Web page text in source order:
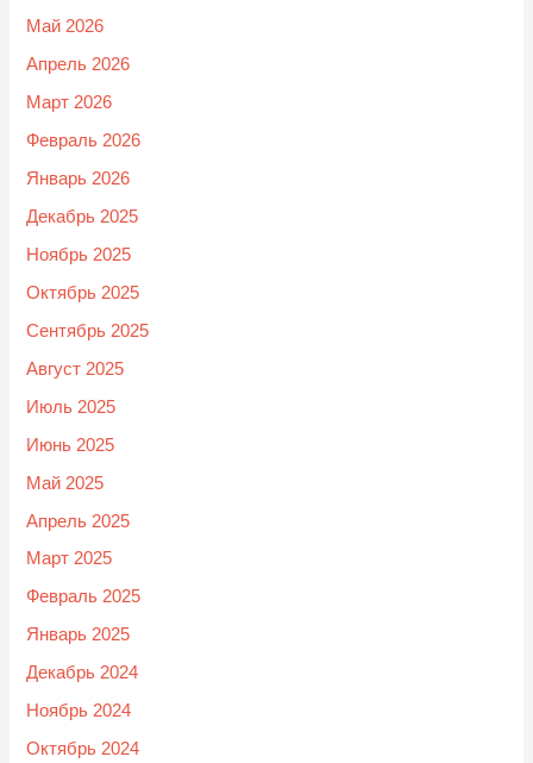
Май 2026
Апрель 2026
Март 2026
Февраль 2026
Январь 2026
Декабрь 2025
Ноябрь 2025
Октябрь 2025
Сентябрь 2025
Август 2025
Июль 2025
Июнь 2025
Май 2025
Апрель 2025
Март 2025
Февраль 2025
Январь 2025
Декабрь 2024
Ноябрь 2024
Октябрь 2024